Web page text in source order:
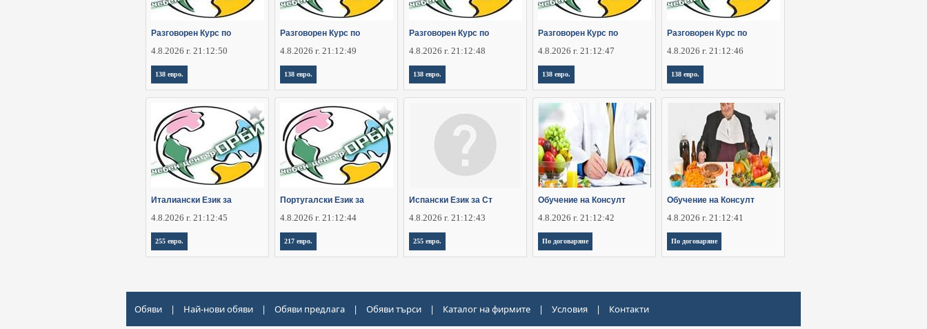
Разговорен Курс по
4.8.2026 г. 21:12:50
138 евро.
Разговорен Курс по
4.8.2026 г. 21:12:49
138 евро.
Разговорен Курс по
4.8.2026 г. 21:12:48
138 евро.
Разговорен Курс по
4.8.2026 г. 21:12:47
138 евро.
Разговорен Курс по
4.8.2026 г. 21:12:46
138 евро.
Италиански Език за
4.8.2026 г. 21:12:45
255 евро.
Португалски Език за
4.8.2026 г. 21:12:44
217 евро.
Испански Език за Ст
4.8.2026 г. 21:12:43
255 евро.
Обучение на Консулт
4.8.2026 г. 21:12:42
По договаряне
Обучение на Консулт
4.8.2026 г. 21:12:41
По договаряне
Обяви | Най-нови обяви | Обяви предлага | Обяви търси | Каталог на фирмите | Условия | Контакти